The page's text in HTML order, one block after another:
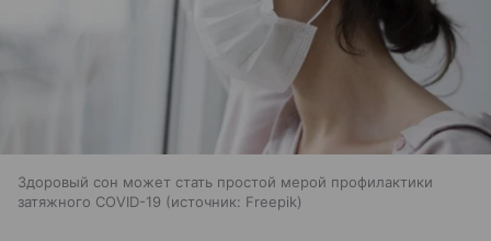
Здоровый сон может стать простой мерой профилактики
затяжного COVID-19
источник: Freepik